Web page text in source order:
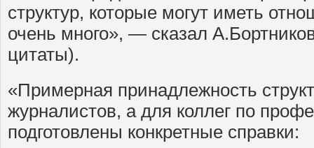
структур, которые могут иметь
очень много», — сказал
цитаты).
«Примерная принадлежность
журналистов, а для коллег по
подготовлены конкретные справки: